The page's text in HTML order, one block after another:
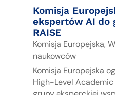
Komisja
ekspertów AI do
RAISE
Komisja Europejska,
naukowców
Komisja Europejska
High-Level